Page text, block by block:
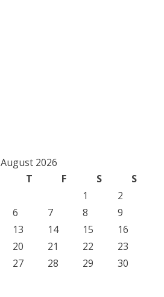
August 2026
T F S
S
1
2
6 7 8
9
13 14 15
16
20 21 22
23
27 28 29
30